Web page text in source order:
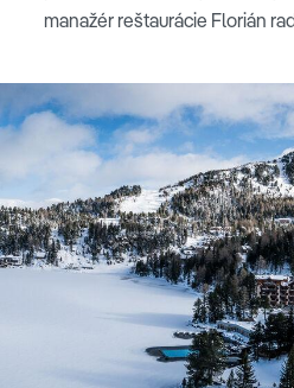
manažér reštaurácie Florián